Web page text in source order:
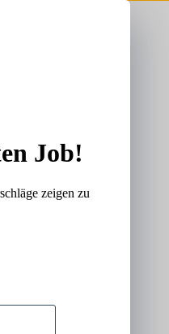
Job!
zeigen zu